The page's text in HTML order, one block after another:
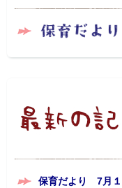
保育だより 7月１